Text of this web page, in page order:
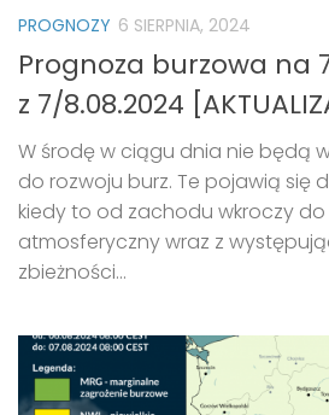
PROGNOZY 6 SIERPNIA, 2024
Prognoza burzowa na
z 7/8.08.2024
W środę w ciągu dnia nie będą
do rozwoju burz. Te pojawią się
kiedy to od zachodu wkroczy
atmosferyczny wraz z
zbieżności...